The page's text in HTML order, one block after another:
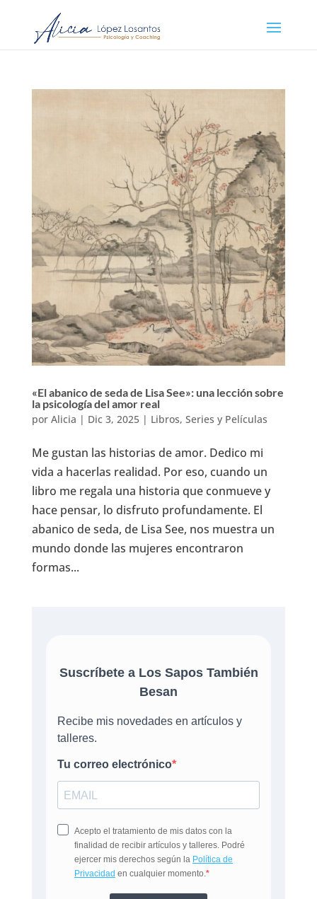
«El abanico de seda de Lisa See»: una lección sobre
la psicología del amor real
por Alicia | Dic 3, 2025| Libros, Series y Películas
Me gustan las historias de amor. Dedico mi
vida a hacerlas realidad. Por eso, cuando un
libro me regala una historia que conmueve y
hace pensar, lo disfruto profundamente. El
abanico de seda, de Lisa See, nos muestra un
mundo donde las mujeres encontraron
formas...